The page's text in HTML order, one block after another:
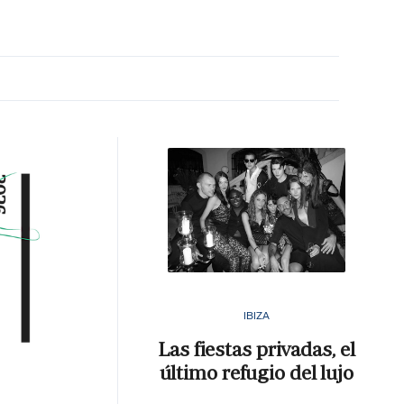
IBIZA
Las fiestas privadas, el
último refugio del lujo